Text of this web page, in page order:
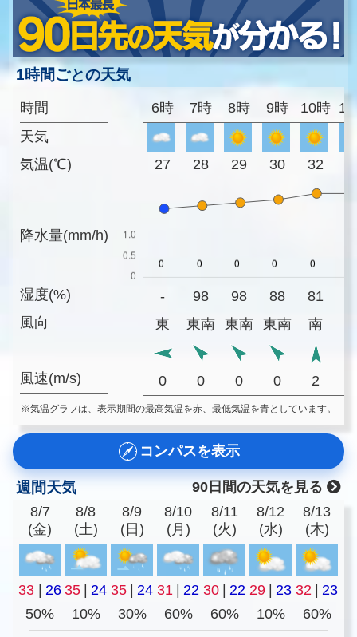
1時間ごとの天気
時間
天気
気温(℃)
降水量(mm/h)
湿度(%)
風向
風速(m/s)
6時 7時 8時 9時 10時
27 28 29 30 32
- 98 98 88 81
東
東南 東南 東南 南
0 0 0 0 2
※気温グラフは、表示期間の最高気温を赤、最低気温を青としています。
コンパスを表示
週間天気
90日間の天気を見る
8/7
(金)
8/8
(土)
8/9
(日)
8/10
(月)
8/11
(火)
8/12
(水)
8/13
(木)
33 26 35 24 35 24 31 22 30 22 29 23 32
23
50%
10% 30% 60% 60% 10% 60%